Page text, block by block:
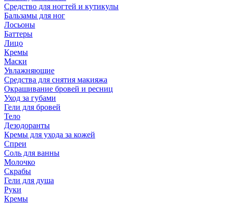
Средство для ногтей и кутикулы
Бальзамы для ног
Лосьоны
Баттеры
Лицо
Кремы
Маски
Увлажняющие
Средства для снятия макияжа
Окрашивание бровей и ресниц
Уход за губами
Гели для бровей
Тело
Дезодоранты
Кремы для ухода за кожей
Спреи
Соль для ванны
Молочко
Скрабы
Гели для душа
Руки
Кремы